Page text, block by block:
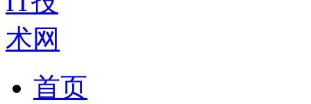
首页